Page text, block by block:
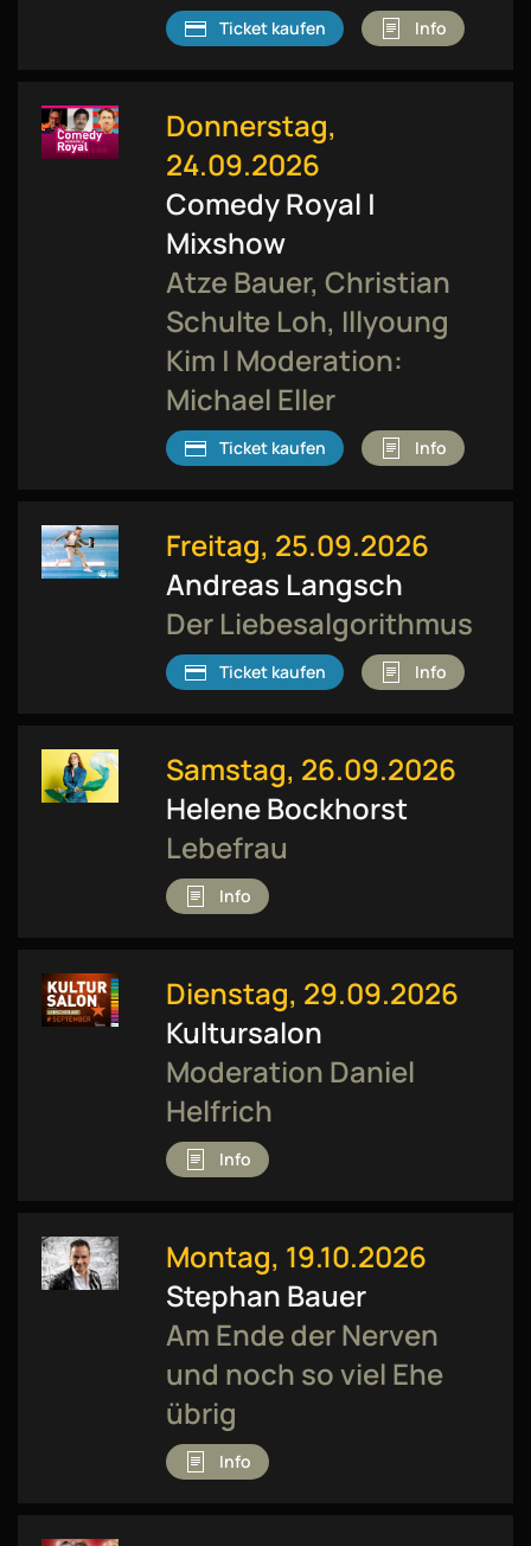
Ticket kaufen Info
Donnerstag,
24.09.2026
Comedy Royal |
Mixshow
Atze Bauer, Christian
Schulte Loh, Illyoung
Kim | Moderation:
Michael Eller
Ticket kaufen Info
Freitag, 25.09.2026
Andreas Langsch
Der Liebesalgorithmus
Ticket kaufen Info
Samstag, 26.09.2026
Helene Bockhorst
Lebefrau
Info
Dienstag, 29.09.2026
Kultursalon
Moderation Daniel
Helfrich
Info
Montag, 19.10.2026
Stephan Bauer
Am Ende der Nerven
und noch so viel Ehe
übrig
Info